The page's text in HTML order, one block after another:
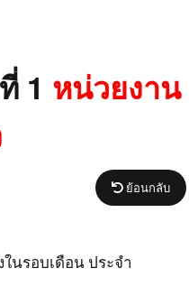
ารดำเนินการ
หน่วยงาน รายล
EB1 4. รายงานผ
ติดตามการดำเ
สรุปปัญหาอุปสร
บริหารสูงสุดขอ
านมีการสรุป
นการจัดซื้อจัด
พ.ศ. 2564
รอบ
ณ 1 หน่วยงาน
ย้อนกลับ
นรอบเดือน ประจำ